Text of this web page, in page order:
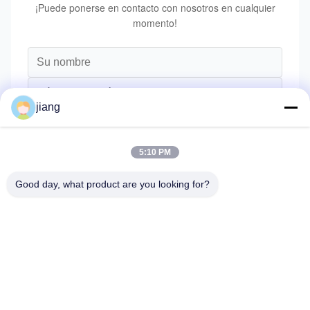
¡Puede ponerse en contacto con nosotros en cualquier
momento!
jiang
5:10 PM
Good day, what product are you looking for?